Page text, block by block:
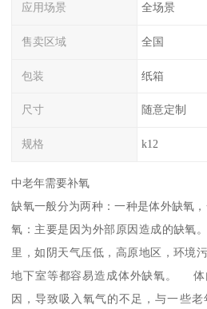
应用场景 全场景
售卖区域 全国
包装 纸箱
尺寸 随意定制
规格 k12
中老年需要补氧
缺氧一般分为两种：一种是体外缺氧
氧：主要是因为外部原因造成的缺氧
里，如阴天气压低，高原地区，环境
地下室等都容易造成体外缺氧。 体
因，导致吸入氧气的不足，与一些